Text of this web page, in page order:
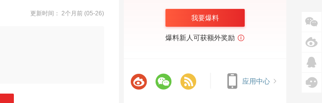
更新时间： 2个月前 (05-26)
我要爆料
爆料新人可获额外奖励
应用中心